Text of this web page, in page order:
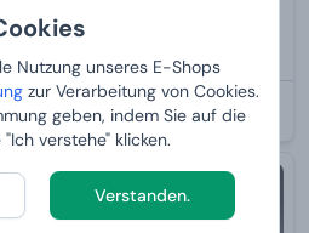
Nutzung unseres E-Shops
zur Verarbeitung von Cookies.
geben, indem Sie auf die
verstehe" klicken.
Verstanden.
XXL